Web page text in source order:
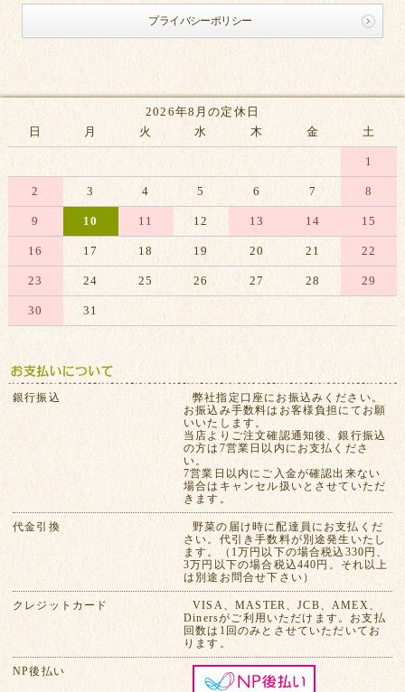
プライバシーポリシー
2026年8月の定休日
日
月 火 水 木 金 土
1
2 3 4 5 6 7 8
9 10 11 12 13 14 15
16 17 18 19 20 21 22
23 24 25 26 27 28 29
30 31
※赤字は休業日です
銀行振込
弊社指定口座にお振込みください。
お振込み手数料はお客様負担にてお願
いいたします。
当店よりご注文確認通知後、銀行振込
の方は7営業日以内にお支払くださ
い。
7営業日以内にご入金が確認出来ない
場合はキャンセル扱いとさせていただ
きます。
代金引換
野菜の届け時に配達員にお支払くだ
さい。代引き手数料が別途発生いたし
ます。（1万円以下の場合税込330円、
3万円以下の場合税込440円。それ以上
は別途お問合せ下さい）
クレジットカード
VISA、MASTER、JCB、AMEX、
Dinersがご利用いただけます。お支払
回数は1回のみとさせていただいてお
ります。
NP後払い